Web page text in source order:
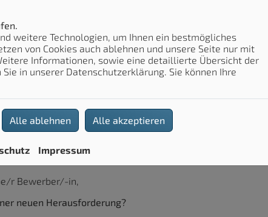
in einem bestehenden Arbeitsverhältnis
selbstverständlich.
Unterstützung in unserem Team!
r Bewerber/-in,
neuen Herausforderung?
weitere Technologien, um Ihnen ein bestmögliches
von Cookies auch ablehnen und unsere Seite nur mit
Informationen, sowie eine detaillierte Übersicht der
in unserer Datenschutzerklärung. Sie können Ihre
Alle ablehnen Alle akzeptieren
Impressum